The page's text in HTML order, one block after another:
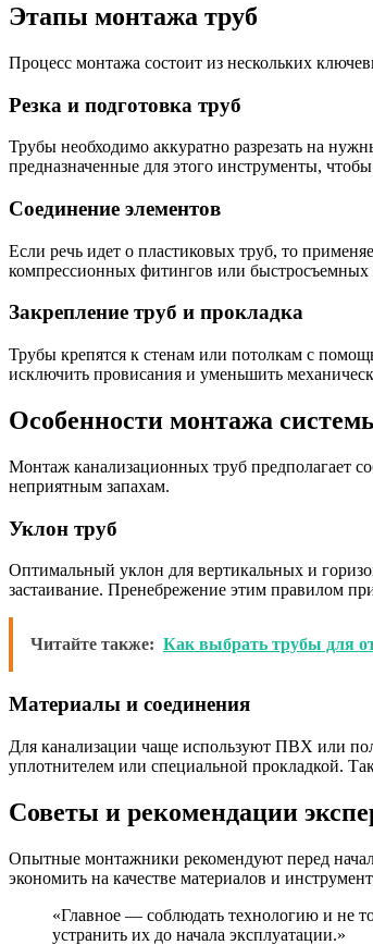
Этапы монтажа труб
Процесс монтажа состоит из нескольких
Резка и подготовка труб
Трубы необходимо аккуратно разрезать на
предназначенные для этого инструменты,
Соединение элементов
Если речь идет о пластиковых труб, то
компрессионных фитингов или быстросъемных
Закрепление труб и прокладка
Трубы крепятся к стенам или потолкам с
исключить провисания и уменьшить
Особенности монтажа
Монтаж канализационных труб предполагает
неприятным запахам.
Уклон труб
Оптимальный уклон для вертикальных и
застаивание. Пренебрежение этим правилом
Читайте также: Как выбрать трубы для
Материалы и соединения
Для канализации чаще используют ПВХ или
уплотнителем или специальной прокладкой.
Советы и рекомендации
Опытные монтажники рекомендуют перед
экономить на качестве материалов и
«Главное — соблюдать технологию и не
устранить их до начала эксплуатации.»